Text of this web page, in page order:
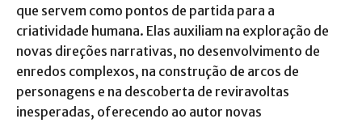
que servem como pontos de partida para a
criatividade humana. Elas auxiliam na exploração de
novas direções narrativas, no desenvolvimento de
enredos complexos, na construção de arcos de
personagens e na descoberta de reviravoltas
inesperadas, oferecendo ao autor novas